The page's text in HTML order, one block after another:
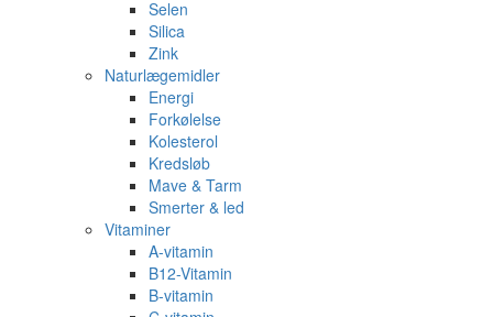
Selen
Silica
Zink
Naturlægemidler
Energi
Forkølelse
Kolesterol
Kredsløb
Mave & Tarm
Smerter & led
Vitaminer
A-vitamin
B12-Vitamin
B-vitamin